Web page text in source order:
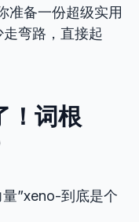
准备一份超级实用
走弯路，直接起
！词根
”xeno-到底是个